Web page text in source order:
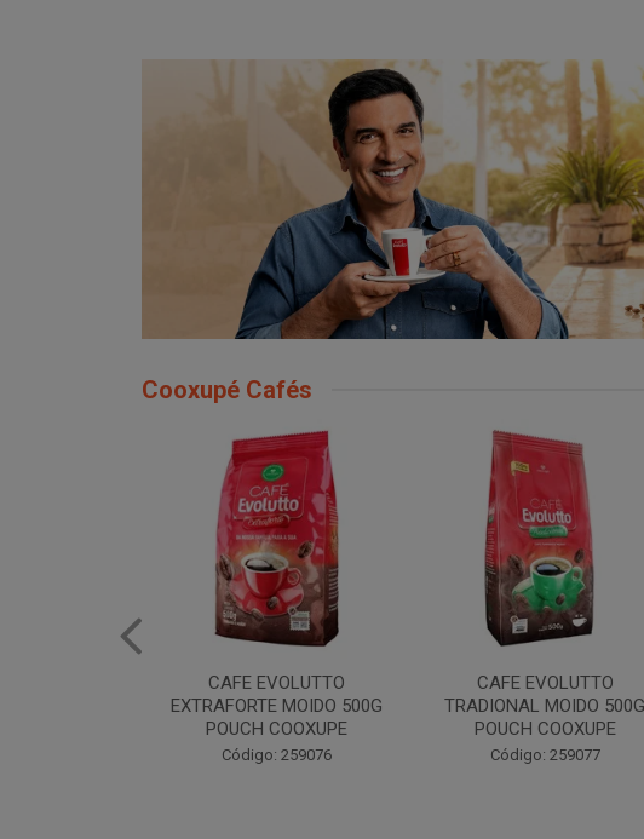
Cooxupé Cafés
CAFE EVOLUTTO
TRADIONAL MOIDO 500G
POUCH COOXUPE
Código: 259077
CAFE EVOLUTTO PREMIUM
MOIDO 500G COOXUPE
Código: 259094